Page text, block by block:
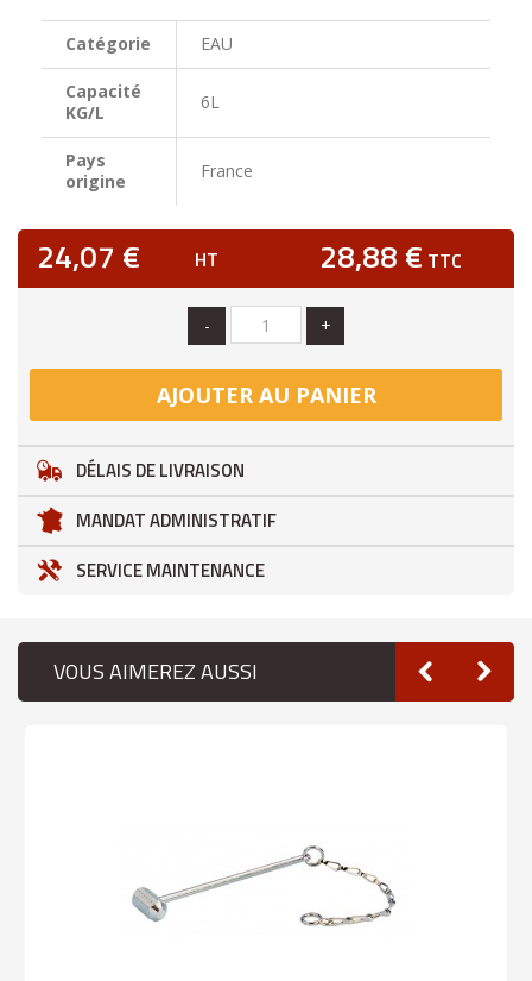
Catégorie EAU
Capacité
KG/L
6L
Pays
origine
France
24,07 € HT 28,88 € TTC
- +
AJOUTER AU PANIER
DÉLAIS DE LIVRAISON
MANDAT ADMINISTRATIF
SERVICE MAINTENANCE
VOUS AIMEREZ AUSSI